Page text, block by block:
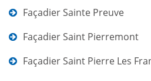
Façadier Sainte Preuve
Façadier Saint Pierremont
Façadier Saint Pierre Les